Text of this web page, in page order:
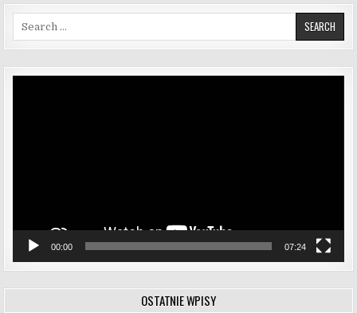
Search for:
00:00 07:24
OSTATNIE WPISY